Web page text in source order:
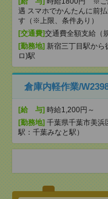
遇 スマホでかんたんに前
す（※上限、条件あり）
[交通費]交通費全額支給（
[勤務地] 新宿三丁目駅から
ロ)駅
倉庫内軽作業/
[給 与] 時給1,200円～
[勤務地] 千葉県千葉市美浜
駅：千葉みなと駅）